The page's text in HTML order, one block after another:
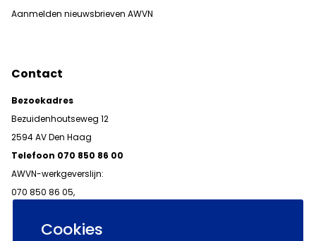
Cookies
Aanmelden nieuwsbrieven AWVN
Contact
Bezoekadres
Bezuidenhoutseweg 12
2594 AV Den Haag
Telefoon 070 850 86 00
AWVN-werkgeverslijn:
070 850 86 05,